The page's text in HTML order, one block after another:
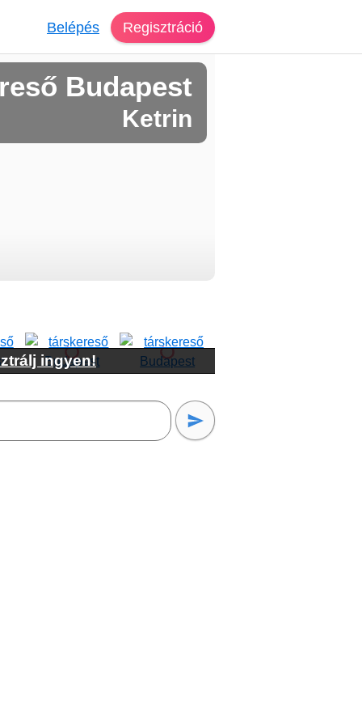
Belépés Regisztráció
Budapest
Ketrin
ingyen!